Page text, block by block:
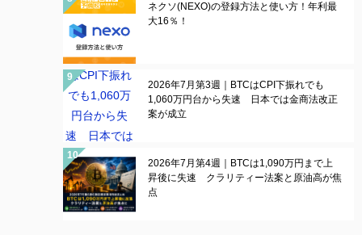
ネクソ(NEXO)の登録方法と使い方！年利最
大16％！
2026年7月第3週｜BTCはCPI下振れでも
1,060万円台から失速 日本では金商法改正
案が成立
2026年7月第4週｜BTCは1,090万円まで上
昇後に失速 クラリティー法案と原油高が焦
点